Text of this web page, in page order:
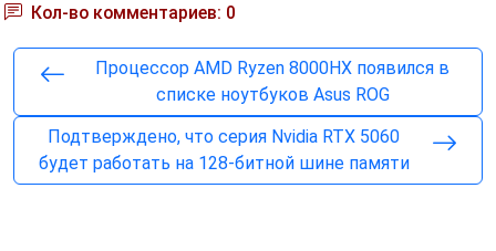
Кол-во комментариев: 0
Процессор AMD Ryzen 8000HX появился в
списке ноутбуков Asus ROG
Подтверждено, что серия Nvidia RTX 5060
будет работать на 128-битной шине памяти